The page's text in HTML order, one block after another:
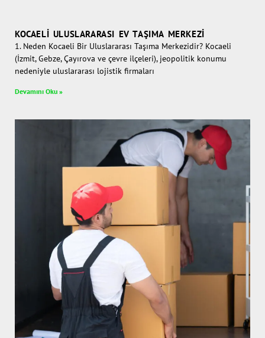
KOCAELI ULUSLARARASI EV TAŞIMA MERKEZI
1. Neden Kocaeli Bir Uluslararası Taşıma Merkezidir? Kocaeli
(İzmit, Gebze, Çayırova ve çevre ilçeleri), jeopolitik konumu
nedeniyle uluslararası lojistik firmaları
Devamını Oku »